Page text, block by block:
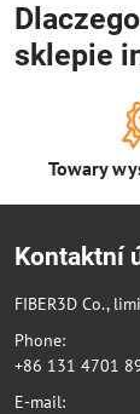
sklepie
Towary
Kontaktní
FIBER3D Co.,
Phone:
+86 131 4701
E-mail: